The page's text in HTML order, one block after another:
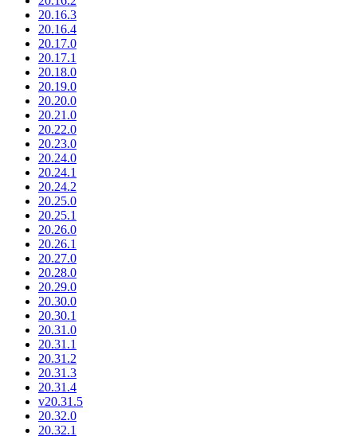
20.16.3
20.16.4
20.17.0
20.17.1
20.18.0
20.19.0
20.20.0
20.21.0
20.22.0
20.23.0
20.24.0
20.24.1
20.24.2
20.25.0
20.25.1
20.26.0
20.26.1
20.27.0
20.28.0
20.29.0
20.30.0
20.30.1
20.31.0
20.31.1
20.31.2
20.31.3
20.31.4
v20.31.5
20.32.0
20.32.1